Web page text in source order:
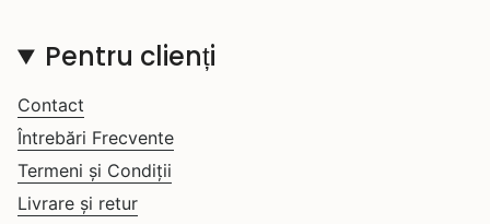
Pentru clienți
Contact
Întrebări Frecvente
Termeni și Condiții
Livrare și retur